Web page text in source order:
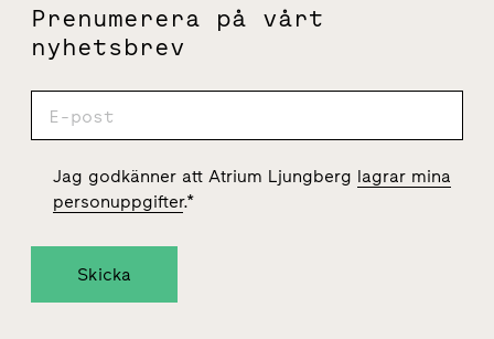
Prenumerera på vårt
nyhetsbrev
Jag godkänner att Atrium Ljungberg lagrar mina
personuppgifter.*